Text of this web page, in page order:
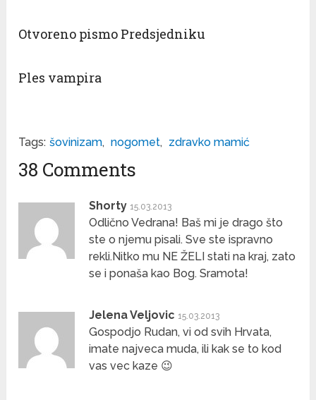
Otvoreno pismo Predsjedniku
Ples vampira
Tags: šovinizam, nogomet, zdravko mamić
38 Comments
Shorty 15.03.2013
Odlično Vedrana! Baš mi je drago što
ste o njemu pisali. Sve ste ispravno
rekli.Nitko mu NE ŽELI stati na kraj, zato
se i ponaša kao Bog. Sramota!
Jelena Veljovic 15.03.2013
Gospodjo Rudan, vi od svih Hrvata,
imate najveca muda, ili kak se to kod
vas vec kaze 😉